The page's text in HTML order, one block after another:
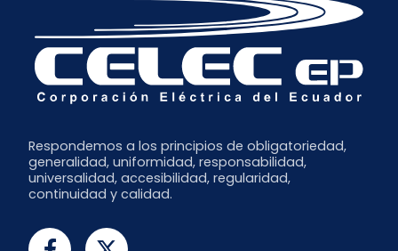
Respondemos a los principios de obligatoriedad,
generalidad, uniformidad, responsabilidad,
universalidad, accesibilidad, regularidad,
continuidad y calidad.